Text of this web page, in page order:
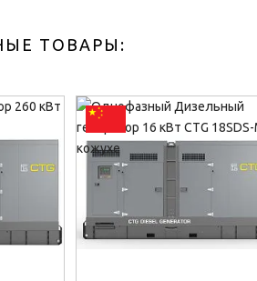
ТОВАРЫ: